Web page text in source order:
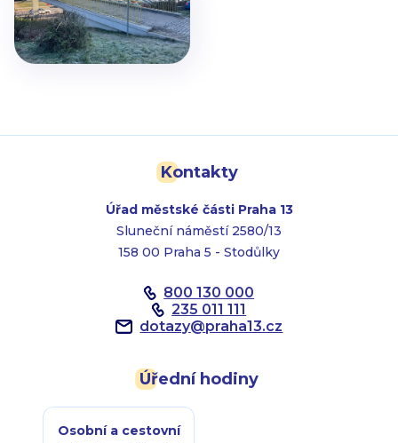
Kontakty
Úřad městské části Praha 13
Sluneční náměstí 2580/13
158 00 Praha 5 - Stodůlky
800 130 000
235 011 111
dotazy@praha13.cz
Úřední hodiny
Osobní a cestovní